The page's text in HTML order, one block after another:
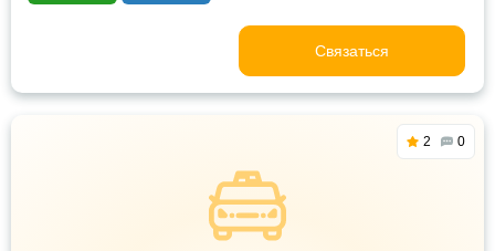
Связаться
2 0